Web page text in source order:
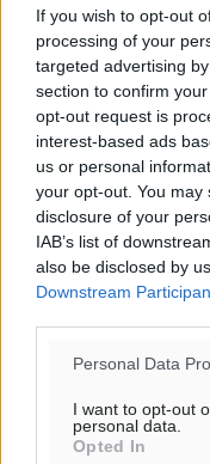
If you wish to opt-out
processing of your
targeted advertising
section to confirm
opt-out request is
interest-based ads
us or personal
your opt-out. You
disclosure of your
IAB’s list of
also be disclosed by
Downstream
Personal Data
I want to opt-out
personal data.
Opted In
Μητσοτάκης:
η ανεργία σε
Φινλανδία
Στην ανεργία στην